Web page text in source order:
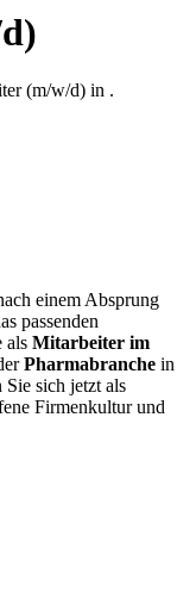
(m/w/d) in .
einem Absprung
passenden
als Mitarbeiter im
Pharmabranche in
Sie sich jetzt als
Firmenkultur und